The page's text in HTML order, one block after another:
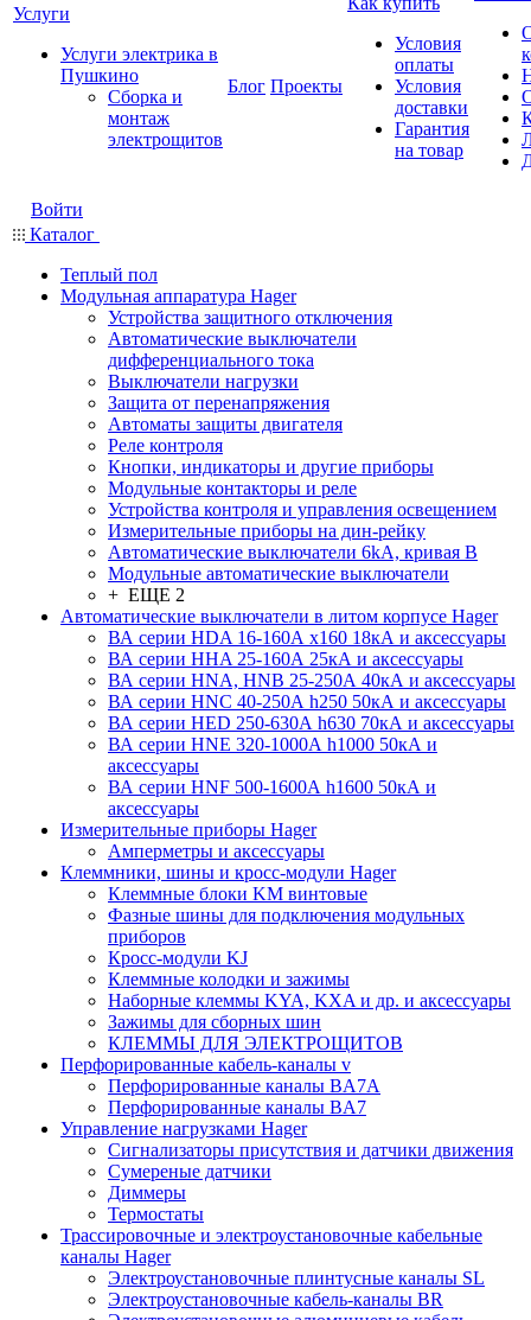
Услуги
Услуги электрика в
Пушкино
Сборка и
монтаж
электрощитов
Блог Проекты
Условия
оплаты
Условия
доставки
Гарантия
на товар
Войти
Каталог
Теплый пол
Модульная аппаратура Hager
Устройства защитного отключения
Автоматические выключатели
дифференциального тока
Выключатели нагрузки
Защита от перенапряжения
Автоматы защиты двигателя
Реле контроля
Кнопки, индикаторы и другие приборы
Модульные контакторы и реле
Устройства контроля и управления освещением
Измерительные приборы на дин-рейку
Автоматические выключатели 6kA, кривая В
Модульные автоматические выключатели
+ ЕЩЕ 2
Автоматические выключатели в литом корпусе Hager
ВА серии HDA 16-160А x160 18кА и аксессуары
ВА серии HHA 25-160А 25кА и аксессуары
ВА серии HNA, HNB 25-250А 40кА и аксессуары
ВА серии HNC 40-250А h250 50кА и аксессуары
ВА серии HED 250-630А h630 70кА и аксессуары
ВА серии HNE 320-1000А h1000 50кА и
аксессуары
ВА серии HNF 500-1600А h1600 50кА и
аксессуары
Измерительные приборы Hager
Амперметры и аксессуары
Клеммники, шины и кросс-модули Hager
Клеммные блоки KM винтовые
Фазные шины для подключения модульных
приборов
Кросс-модули KJ
Клеммные колодки и зажимы
Наборные клеммы KYA, KXA и др. и аксессуары
Зажимы для сборных шин
КЛЕММЫ ДЛЯ ЭЛЕКТРОЩИТОВ
Перфорированные кабель-каналы v
Перфорированные каналы BA7A
Перфорированные каналы BA7
Управление нагрузками Hager
Сигнализаторы присутствия и датчики движения
Сумереные датчики
Диммеры
Термостаты
Трассировочные и электроустановочные кабельные
каналы Hager
Электроустановочные плинтусные каналы SL
Электроустановочные кабель-каналы BR